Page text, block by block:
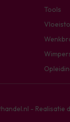
Tools
- Realisatie